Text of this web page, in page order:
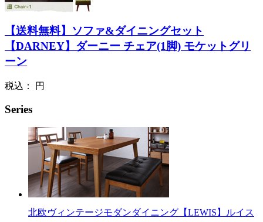
【送料無料】ソファ&ダイニングセット
【DARNEY】ダーニー チェア(1脚) モケットグリ
ーン
税込： 円
Series
北欧ヴィンテージモダンダイニング【LEWIS】ルイス